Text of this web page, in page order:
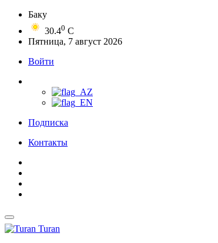
Баку
30.40 C
Пятница, 7 август 2026
Войти
Подписка
Контакты
Turan